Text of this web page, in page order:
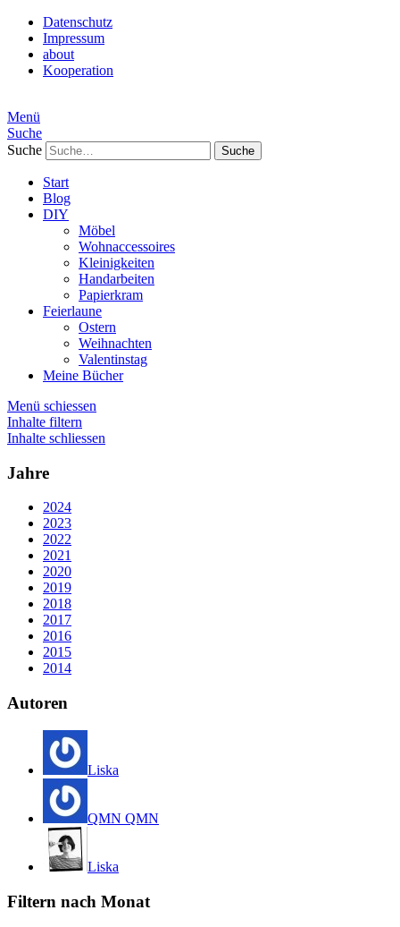
Datenschutz
Impressum
about
Kooperation
Menü
Suche
Suche
Start
Blog
DIY
Möbel
Wohnaccessoires
Kleinigkeiten
Handarbeiten
Papierkram
Feierlaune
Ostern
Weihnachten
Valentinstag
Meine Bücher
Menü schiessen
Inhalte filtern
Inhalte schliessen
Jahre
2024
2023
2022
2021
2020
2019
2018
2017
2016
2015
2014
Autoren
Liska
QMN QMN
Liska
Filtern nach Monat